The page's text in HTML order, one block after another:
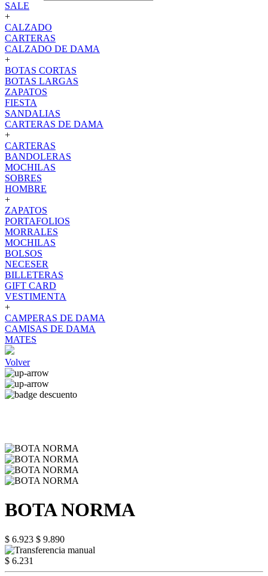
SALE
+
CALZADO
CARTERAS
CALZADO DE DAMA
+
BOTAS CORTAS
BOTAS LARGAS
ZAPATOS
FIESTA
SANDALIAS
CARTERAS DE DAMA
+
CARTERAS
BANDOLERAS
MOCHILAS
SOBRES
HOMBRE
+
ZAPATOS
PORTAFOLIOS
MORRALES
MOCHILAS
BOLSOS
NECESER
BILLETERAS
GIFT CARD
VESTIMENTA
+
CAMPERAS DE DAMA
CAMISAS DE DAMA
MATES
Volver
BOTA NORMA
$ 6.923 $ 9.890
$ 6.231